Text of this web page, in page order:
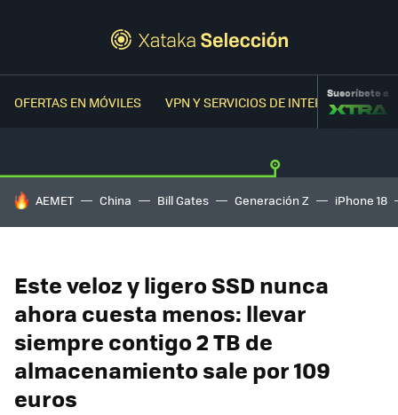
OFERTAS EN MÓVILES VPN Y SERVICIOS DE INTERNETSuscríbete a
HOY SE HABLA DE
AEMET China Bill Gates Generación Z iPhone 18
Este veloz y ligero SSD nunca
ahora cuesta menos: llevar
siempre contigo 2 TB de
almacenamiento sale por 109
euros